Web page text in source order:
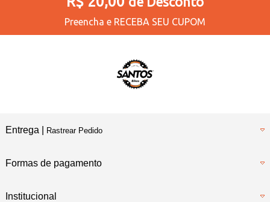
Preencha e RECEBA SEU CUPOM
Entrega | Rastrear Pedido
Formas de pagamento
Institucional